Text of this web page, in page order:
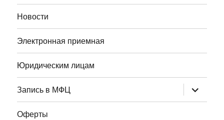
меню
Новости
Электронная приемная
Юридическим лицам
Запись в МФЦ раскрыть
дочернее
меню
Оферты